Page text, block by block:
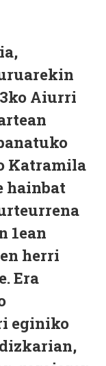
Aiurri
Katramila
hainbat
1ean
herri
Era
eginiko